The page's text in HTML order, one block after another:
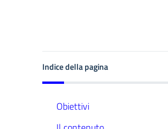
Indice della pagina
Obiettivi